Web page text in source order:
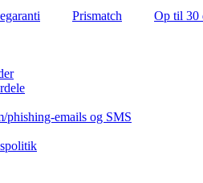
Prismatch Op til 30
phishing-emails og SMS